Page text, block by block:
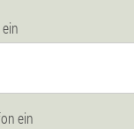
ein